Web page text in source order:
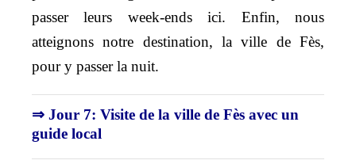
passer leurs week-ends ici. Enfin, nous
atteignons notre destination, la ville de Fès,
pour y passer la nuit.
⇒ Jour 7: Visite de la ville de Fès avec un
guide local